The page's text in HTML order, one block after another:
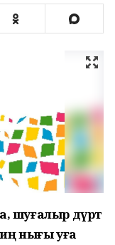
шуғалыр дүрт
иң нығы уға